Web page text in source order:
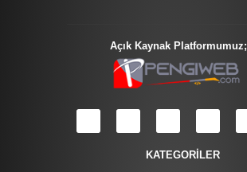
Açık Kaynak Platformumuz;
KATEGORİLER